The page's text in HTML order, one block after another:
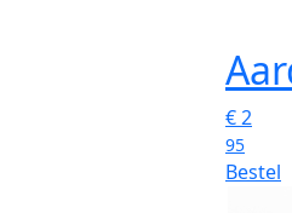
€2
95
Bestel